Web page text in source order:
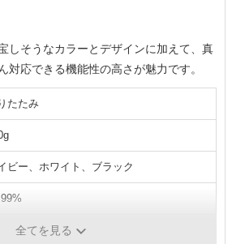
しそうなカラーとデザインに加えて、真
対応できる機能性の高さが魅力です。
たたみ
ビー、ホワイト、ブラック
全てを見る